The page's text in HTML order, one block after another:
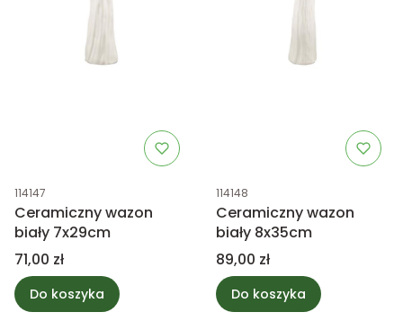
Kod produktu
114147
Ceramiczny wazon
biały 7x29cm
Cena
71,00 zł
Do koszyka
Kod produktu
114148
Ceramiczny wazon
biały 8x35cm
Cena
89,00 zł
Do koszyka